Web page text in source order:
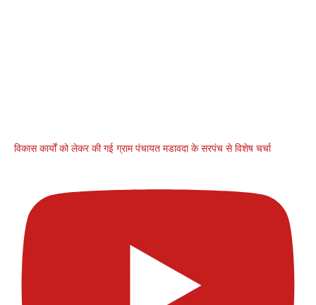
विकास कार्यों को लेकर की गई ग्राम पंचायत मडावदा के सरपंच से विशेष चर्चा